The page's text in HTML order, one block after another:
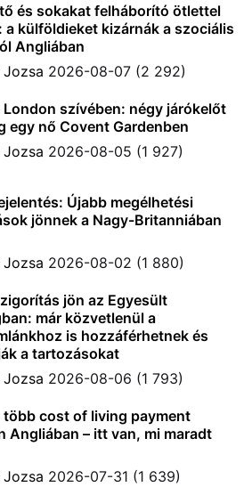
és sokakat felháborító ötlettel
a külföldieket kizárnák a szociális
Angliában
Jozsa 2026-08-07 (2 292)
szívében: négy járókelőt
egy nő Covent Gardenben
Jozsa 2026-08-05 (1 927)
Újabb megélhetési
jönnek a Nagy-Britanniában
Jozsa 2026-08-02 (1 880)
jön az Egyesült
már közvetlenül a
is hozzáférhetnek és
a tartozásokat
Jozsa 2026-08-06 (1 793)
több cost of living payment
Angliában – itt van, mi maradt
Jozsa 2026-07-31 (1 639)